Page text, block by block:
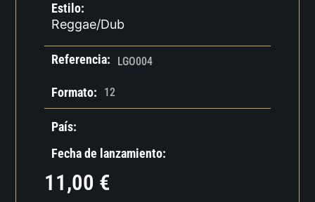
Estilo:
Reggae/Dub
Referencia: LGO004
Formato: 12
País:
Fecha de lanzamiento:
11,00 €